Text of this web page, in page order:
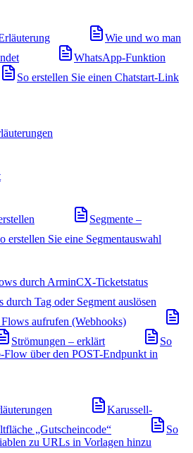
Wie und wo man
WhatsApp-Funktion
So erstellen Sie einen Chatstart-Link
Segmente –
erstellen Sie eine Segmentauswahl
durch ArminCX-Ticketstatus
durch Tag oder Segment auslösen
aufrufen (Webhooks)
Strömungen – erklärt
So
Flow über den POST-Endpunkt in
Karussell-
„Gutscheincode“
So
zu URLs in Vorlagen hinzu